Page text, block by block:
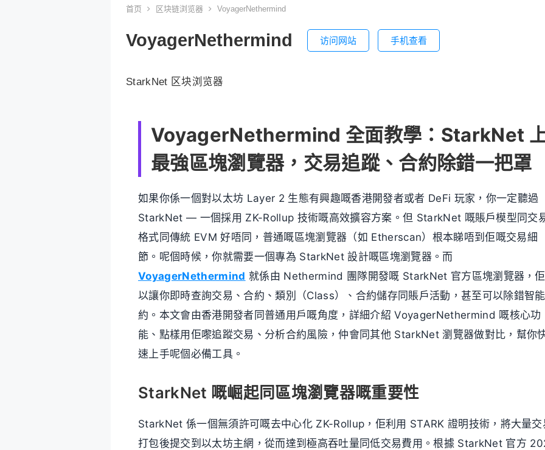
首页 区块链浏览器 VoyagerNethermind
VoyagerNethermind 访问网站 手机查看
StarkNet 区块浏览器
VoyagerNethermind 全面教學：StarkNet
最強區塊瀏覽器，交易追蹤、合約除錯一把罩
如果你係一個對以太坊 Layer 2 生態有興趣嘅香港開發者或者 DeFi 玩家，你一定聽過
StarkNet — 一個採用 ZK-Rollup 技術嘅高效擴容方案。但 StarkNet 嘅賬戶模型同交
格式同傳統 EVM 好唔同，普通嘅區塊瀏覽器（如 Etherscan）根本睇唔到佢嘅交易細
節。呢個時候，你就需要一個專為 StarkNet 設計嘅區塊瀏覽器。而
VoyagerNethermind 就係由 Nethermind 團隊開發嘅 StarkNet 官方區塊瀏覽器，
以讓你即時查詢交易、合約、類別（Class）、合約儲存同賬戶活動，甚至可以除錯智
約。本文會由香港開發者同普通用戶嘅角度，詳細介紹 VoyagerNethermind 嘅核心功
能、點樣用佢嚟追蹤交易、分析合約風險，仲會同其他 StarkNet 瀏覽器做對比，幫你
速上手呢個必備工具。
StarkNet 嘅崛起同區塊瀏覽器嘅重要性
StarkNet 係一個無須許可嘅去中心化 ZK-Rollup，佢利用 STARK 證明技術，將大量交
打包後提交到以太坊主網，從而達到極高吞吐量同低交易費用。根據 StarkNet 官方